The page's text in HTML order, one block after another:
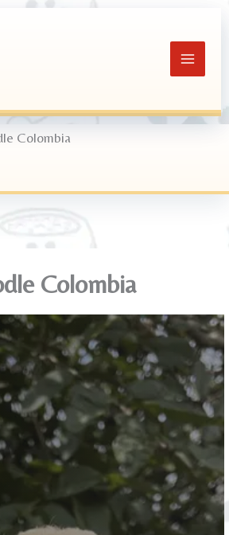
Colombia
Colombia